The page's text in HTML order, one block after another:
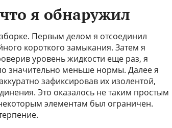
я обнаружил
Первым делом я отсоединил
короткого замыкания. Затем я
уровень жидкости еще раз, я
значительно меньше нормы. Далее я
зафиксировав их изолентой,
Это оказалось не таким простым
элементам был ограничен.